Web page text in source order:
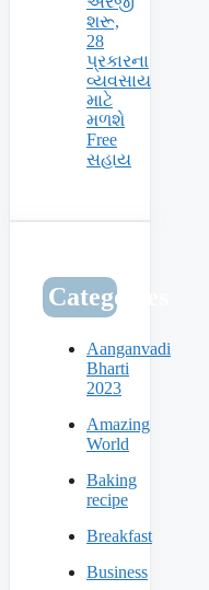
શરૂ,
28
પ્રકારના
વ્યવસાય
માટે
મળશે
Free
સહાય
Categories
Aanganvadi
Bharti
2023
Amazing
World
Baking
recipe
Breakfast
Business